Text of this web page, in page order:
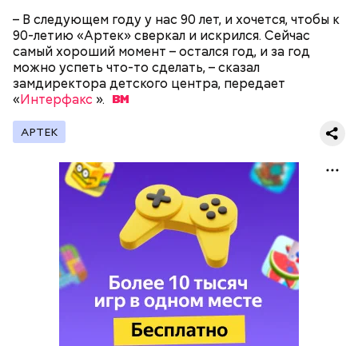
– В следующем году у нас 90 лет, и хочется, чтобы к
90-летию «Артек» сверкал и искрился. Сейчас
самый хороший момент – остался год, и за год
можно успеть что-то сделать, – сказал
замдиректора детского центра, передает
«Интерфакс ».
АРТЕК
Как рассказывает Житие, преподобный родился в
городке Патаре. С детства Николай проникся
христианской религией и рано принял решение
посвятить свою жизнь Богу. Целыми днями отрок
проводил в храме, а по вечерам молился и читал
Как гласит предание, совершая паломничество в
Иерусалим, Николай Чудотворец по просьбе
отчаявшихся путников молитвой успокоил
разбушевавшееся море.
Понадобятся: